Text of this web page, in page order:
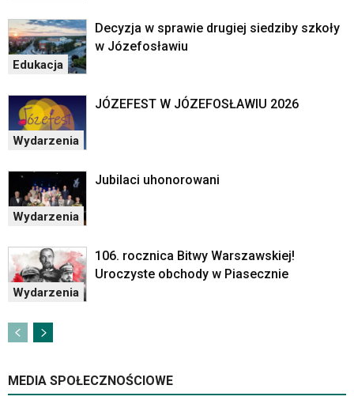
Edukacja
Decyzja w sprawie drugiej siedziby szkoły
w Józefosławiu
Wydarzenia
JÓZEFEST W JÓZEFOSŁAWIU 2026
Wydarzenia
Jubilaci uhonorowani
Wydarzenia
106. rocznica Bitwy Warszawskiej!
Uroczyste obchody w Piasecznie
MEDIA SPOŁECZNOŚCIOWE